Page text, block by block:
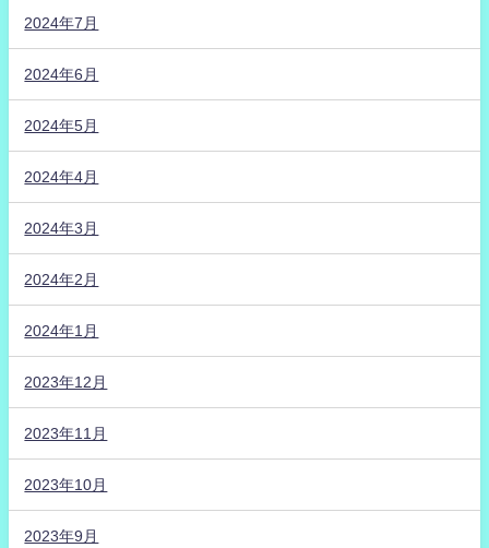
2024年7月
2024年6月
2024年5月
2024年4月
2024年3月
2024年2月
2024年1月
2023年12月
2023年11月
2023年10月
2023年9月